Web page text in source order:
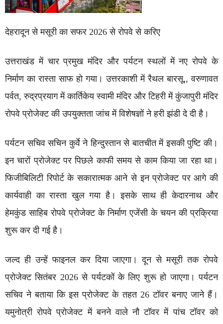
देहरादून से मसूरी का सफर 2026 से रोपवे से करिए
उत्तराखंड में चार प्रमुख मंदिर और पर्यटन स्थलों में नए रोपवे के
निर्माण का रास्ता साफ हो गया। उत्तरकाशी में रैथल बारसू,, वरुणावत
पर्वत, रुद्रप्रयाग में कार्तिकेय स्वामी मंदिर और टिहरी में कुंजापुरी मंदिर
रोपवे प्रोजेक्ट की उपयुक्तता जांच में विशेषज्ञों ने हरी झंडी दे दी है।
पर्यटन सचिव सचिन कुर्वे ने हिन्दुस्तान से बातचीत में इसकी पुष्टि की।
इन चारों प्रोजेक्ट पर पिछले काफी समय से काम किया जा रहा था।
फिजीबिलिटी रिपोर्ट के सकारात्मक आने से इन प्रोजेक्ट पर आगे की
कार्यवाही का रास्ता खुल गया है। इसके साथ ही केदारनाथ और
हेमकुंड साहिब रोपवे प्रोजेक्ट के निर्माण एजेंसी के चयन की प्रक्रिया
शुरू कर दी गई है।
जल्द ही उन्हें फाइनल कर दिया जाएगा। दून से मसूरी तक रोपवे
प्रोजेक्ट सितंबर 2026 से पर्यटकों के लिए शुरू हो जाएगा। पर्यटन
सचिव ने बताया कि इस प्रोजेक्ट के तहत 26 टॉवर बनाए जाने हैं।
यमुनोत्री रोपवे प्रोजेक्ट में बनने वाले नौ टॉवर में पांच टॉवर को